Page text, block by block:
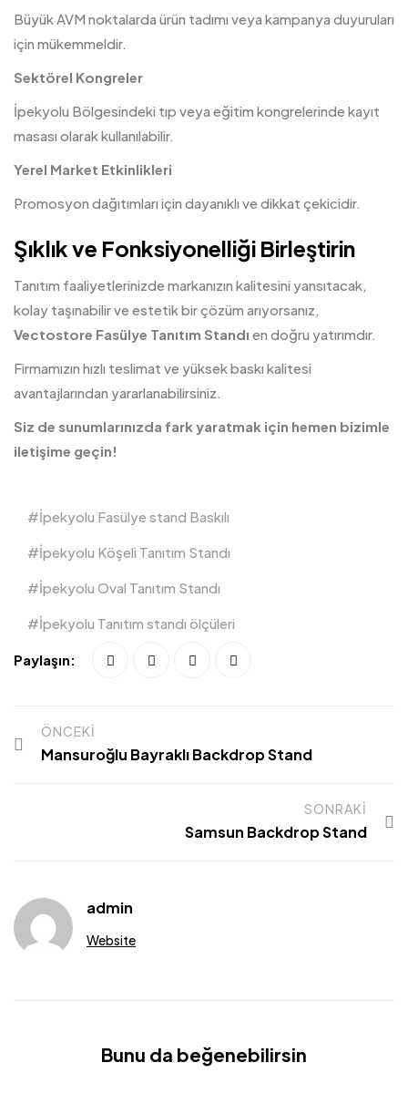
Büyük AVM noktalarda ürün tadımı veya kampanya duyuruları
için mükemmeldir.
Sektörel Kongreler
İpekyolu Bölgesindeki tıp veya eğitim kongrelerinde kayıt
masası olarak kullanılabilir.
Yerel Market Etkinlikleri
Promosyon dağıtımları için dayanıklı ve dikkat çekicidir.
Şıklık ve Fonksiyonelliği Birleştirin
Tanıtım faaliyetlerinizde markanızın kalitesini yansıtacak,
kolay taşınabilir ve estetik bir çözüm arıyorsanız,
Vectostore Fasülye Tanıtım Standı en doğru yatırımdır.
Firmamızın hızlı teslimat ve yüksek baskı kalitesi
avantajlarından yararlanabilirsiniz.
Siz de sunumlarınızda fark yaratmak için hemen bizimle
iletişime geçin!
İpekyolu Fasülye stand Baskılı
İpekyolu Köşeli Tanıtım Standı
İpekyolu Oval Tanıtım Standı
İpekyolu Tanıtım standı ölçüleri
Paylaşın:
ÖNCEKI
Mansuroğlu Bayraklı Backdrop Stand
SONRAKI
Samsun Backdrop Stand
admin
Website
Bunu da beğenebilirsin